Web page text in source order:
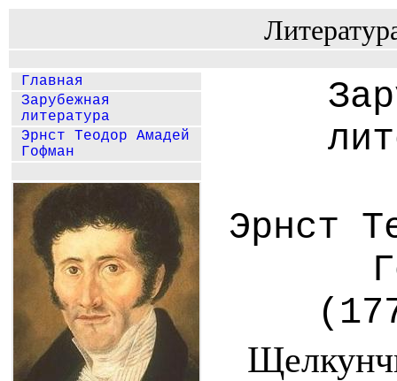
Главная
Зарубежная
литература
Эрнст Теодор Амадей
Гофман
Эрнст